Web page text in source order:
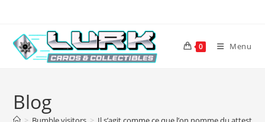
content
0 Menu
Blog